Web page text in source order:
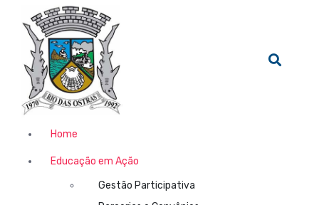
Home
Educação em Ação
Gestão Participativa